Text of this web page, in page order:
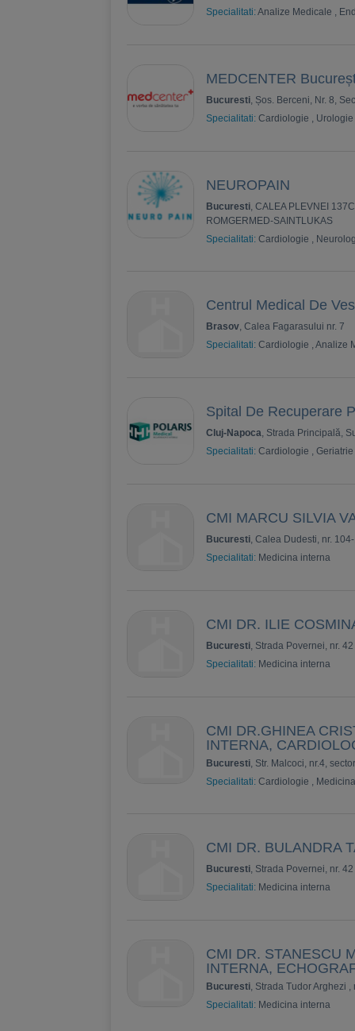
Specialitati:Analize Medicale ,
MEDCENTER
Bucuresti, Șos. Berceni, Nr. 8,
Specialitati: Cardiologie , Urologie
NEUROPAIN
Bucuresti, CALEA PLEVNEI
ROMGERMED-SAINTLUKAS
Specialitati: Cardiologie ,
Centrul Medical De
Brasov, Calea Fagarasului nr. 7
Specialitati: Cardiologie , Analize
Spital De Recuperare
Cluj-Napoca, Strada Principală,
Specialitati: Cardiologie ,
CMI MARCU SILVIA
Bucuresti, Calea Dudesti, nr.
Specialitati: Medicina interna
CMI DR. ILIE
Bucuresti, Strada Povernei, nr.
Specialitati: Medicina interna
CMI DR.GHINEA
INTERNA,
Bucuresti, Str. Malcoci, nr.4,
Specialitati: Cardiologie ,
CMI DR. BULANDRA
Bucuresti, Strada Povernei, nr.
Specialitati: Medicina interna
CMI DR. STANESCU
INTERNA,
Bucuresti, Strada Tudor Arghezi ,
Specialitati: Medicina interna